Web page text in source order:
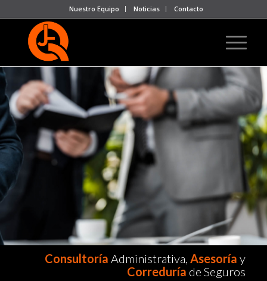
Nuestro Equipo Noticias Contacto
Consultoría Administrativa, Asesoríay
Correduría de Seguros